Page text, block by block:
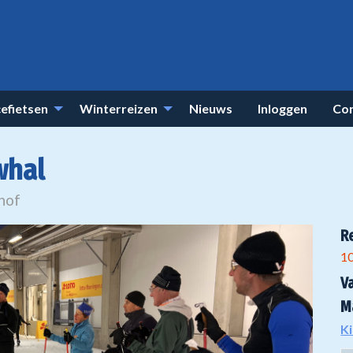
Winterreizen Nieuws Inloggen